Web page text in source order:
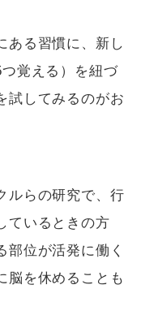
ある習慣に、新し
覚える）を紐づ
試してみるのがお
ルらの研究で、行
ているときの方
部位が活発に働く
脳を休めることも